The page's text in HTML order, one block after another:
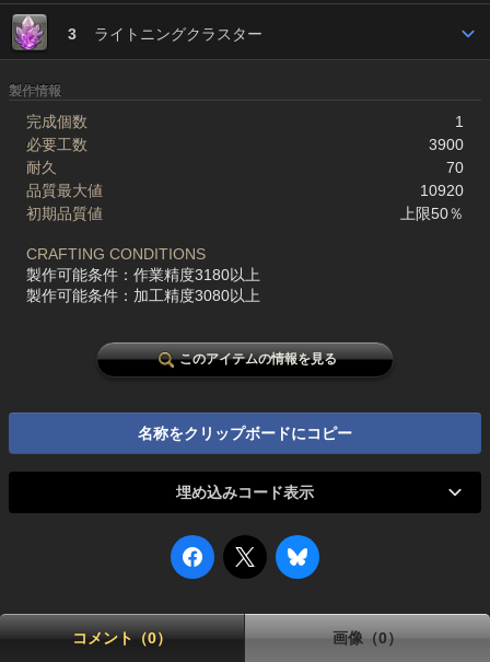
3 ライトニングクラスター
製作情報
完成個数
1
必要工数
3900
耐久
70
品質最大値
10920
初期品質値
上限50％
CRAFTING CONDITIONS
製作可能条件：作業精度3180以上
製作可能条件：加工精度3080以上
このアイテムの情報を見る
名称をクリップボードにコピー
埋め込みコード表示
コメント（0） 画像（0）